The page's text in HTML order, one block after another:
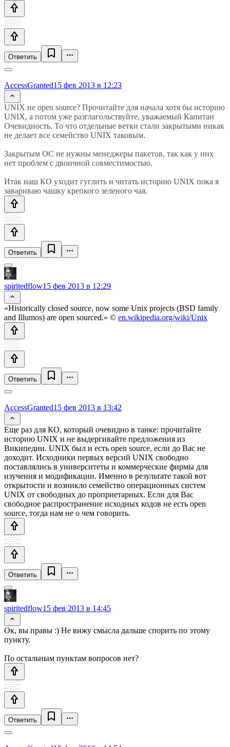
Ответить
AccessGranted15 фев 2013 в 12:23
UNIX не open source? Прочитайте для начала хотя бы историю
UNIX, а потом уже разглагольствуйте, уважаемый Капитан
Очевидность. То что отдельные ветки стали закрытыми никак
не делает все семейство UNIX таковым.
Закрытым ОС не нужны менеджеры пакетов, так как у них
нет проблем с двоичной совместимостью.
Итак наш КО уходит гуглить и читать историю UNIX пока я
завариваю чашку крепкого зеленого чая.
Ответить
spiritedflow15 фев 2013 в 12:29
«Historically closed source, now some Unix projects (BSD family
and Illumos) are open sourced.» © en.wikipedia.org/wiki/Unix
Ответить
AccessGranted15 фев 2013 в 13:42
Еще раз для КО, который очевидно в танке: прочитайте
историю UNIX и не выдергивайте предложения из
Википедии. UNIX был и есть open source, если до Вас не
доходит. Исходники первых версий UNIX свободно
поставлялись в университеты и коммерческие фирмы для
изучения и модификации. Именно в результате такой вот
открытости и возникло семейство операционных систем
UNIX от свободных до проприетарных. Если для Вас
свободное распространение исходных кодов не есть open
source, тогда нам не о чем говорить.
Ответить
spiritedflow15 фев 2013 в 14:45
Ок, вы правы :) Не вижу смысла дальше спорить по этому
пункту.
По остальным пунктам вопросов нет?
Ответить